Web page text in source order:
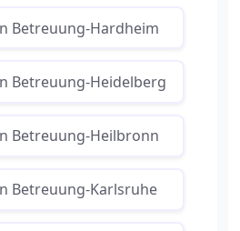
Betreuung-Hardheim
Betreuung-Heidelberg
Betreuung-Heilbronn
Betreuung-Karlsruhe